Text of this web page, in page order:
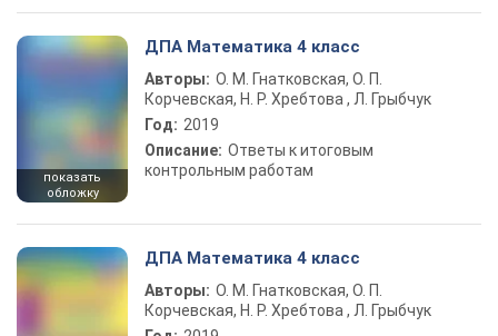
показать
обложку
ДПА Математика 4 класс
Авторы: О. М. Гнатковская, О. П.
Корчевская, Н. Р. Хребтова , Л. Грыбчук
Год: 2019
Описание: Ответы к итоговым
контрольным работам
ДПА Математика 4 класс
Авторы: О. М. Гнатковская, О. П.
Корчевская, Н. Р. Хребтова , Л. Грыбчук